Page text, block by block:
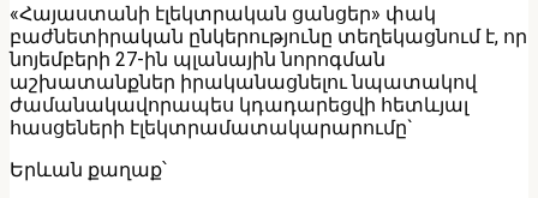
«Հայաստանի էլեկտրական ցանցեր» փակ
բաժնետիրական ընկերությունը տեղեկացնում է, որ
նոյեմբերի 27-ին պլանային նորոգման
աշխատանքներ իրականացնելու նպատակով
ժամանակավորապես կդադարեցվի հետևյալ
հասցեների էլեկտրամատակարարումը`
Երևան քաղաք՝